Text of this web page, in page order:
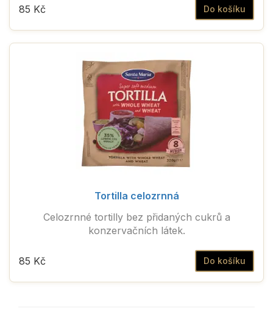
Do košíku
85 Kč
Tortilla celozrnná
Celozrnné tortilly bez přidaných cukrů a
konzervačních látek.
Do košíku
85 Kč